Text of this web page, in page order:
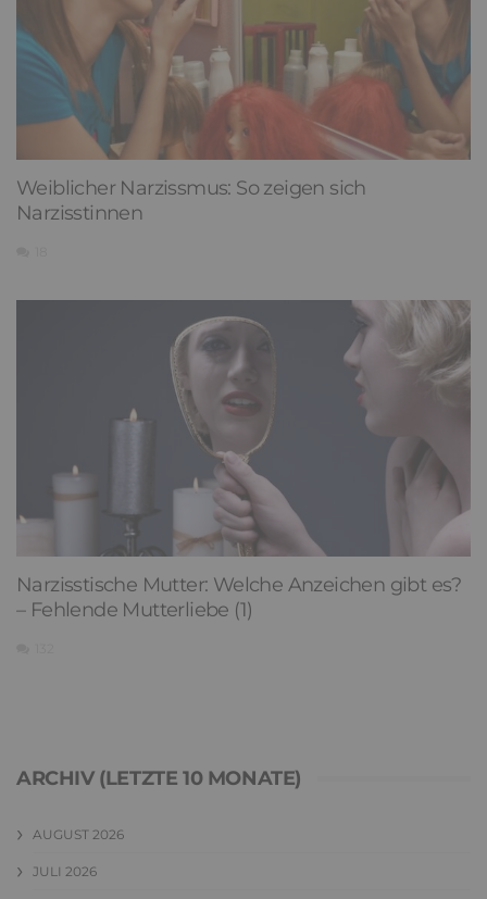
Weiblicher Narzissmus: So zeigen sich
Narzisstinnen
Narzisstische Mutter: Welche Anzeichen gibt es?
– Fehlende Mutterliebe (1)
ARCHIV (LETZTE 10 MONATE)
AUGUST 2026
JULI 2026